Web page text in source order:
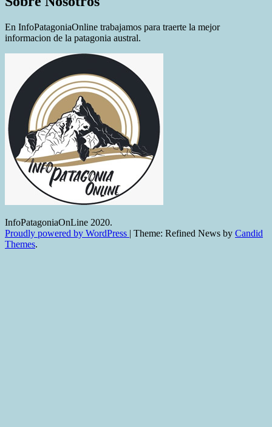
En InfoPatagoniaOnline trabajamos para traerte la mejor
informacion de la patagonia austral.
InfoPatagoniaOnLine 2020.
Proudly powered by WordPress | Theme: Refined News by Candid
Themes.